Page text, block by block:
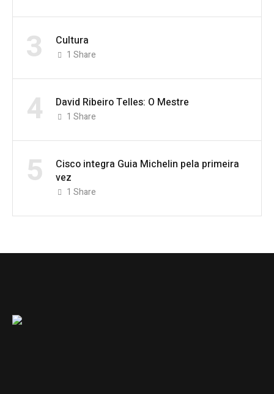
3 Cultura
1 Share
4 David Ribeiro Telles: O Mestre
1 Share
5
Cisco integra Guia Michelin pela primeira
vez
1 Share